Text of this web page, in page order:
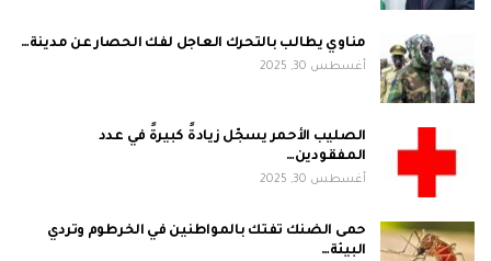
مناوي يطالب بالتحرك العاجل لفك الحصار عن مدينة…
أغسطس 30, 2025
الصليب الأحمر يسجّل زيادةً كبيرةً في عدد
المفقودين…
أغسطس 30, 2025
حمى الضنك تفتك بالمواطنين في الخرطوم وتردي
البيئة…